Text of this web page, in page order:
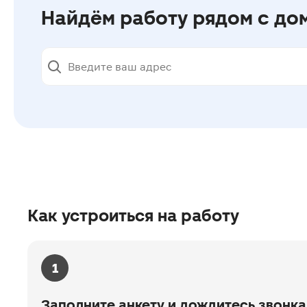
Найдём работу рядом c
Как устроиться на работу
1